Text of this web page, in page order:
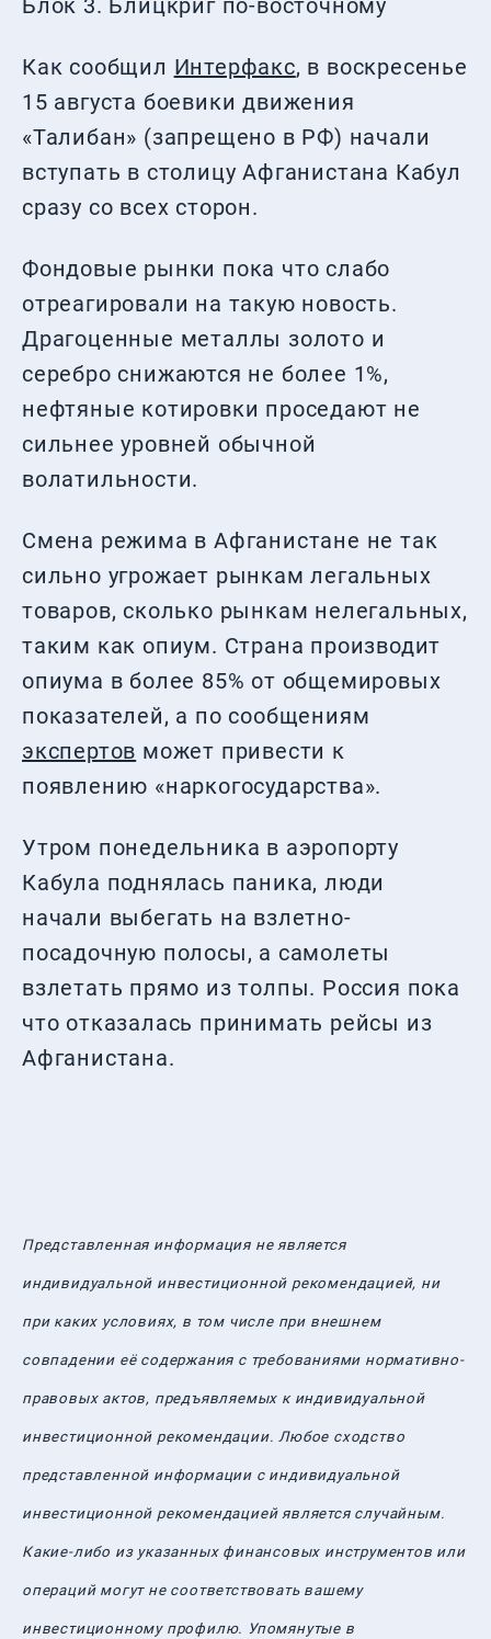
Блок 3. Блицкриг по-восточному
Как сообщил Интерфакс, в воскресенье
15 августа боевики движения
«Талибан» (запрещено в РФ) начали
вступать в столицу Афганистана Кабул
сразу со всех сторон.
Фондовые рынки пока что слабо
отреагировали на такую новость.
Драгоценные металлы золото и
серебро снижаются не более 1%,
нефтяные котировки проседают не
сильнее уровней обычной
волатильности.
Смена режима в Афганистане не так
сильно угрожает рынкам легальных
товаров, сколько рынкам нелегальных,
таким как опиум. Страна производит
опиума в более 85% от общемировых
показателей, а по сообщениям
экспертов может привести к
появлению «наркогосударства».
Утром понедельника в аэропорту
Кабула поднялась паника, люди
начали выбегать на взлетно-
посадочную полосы, а самолеты
взлетать прямо из толпы. Россия пока
что отказалась принимать рейсы из
Афганистана.
Представленная информация не является
индивидуальной инвестиционной рекомендацией, ни
при каких условиях, в том числе при внешнем
совпадении её содержания с требованиями нормативно-
правовых актов, предъявляемых к индивидуальной
инвестиционной рекомендации. Любое сходство
представленной информации с индивидуальной
инвестиционной рекомендацией является случайным.
Какие-либо из указанных финансовых инструментов или
операций могут не соответствовать вашему
инвестиционному профилю. Упомянутые в